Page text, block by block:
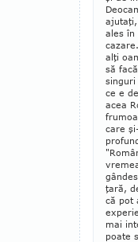
ales în
alţi
să
singuri
ce e
acea
care
ţară,
că pot
mai
poate